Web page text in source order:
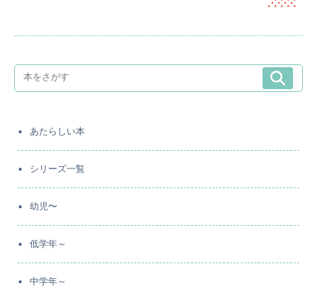
あたらしい本
シリーズ一覧
幼児〜
低学年～
中学年～